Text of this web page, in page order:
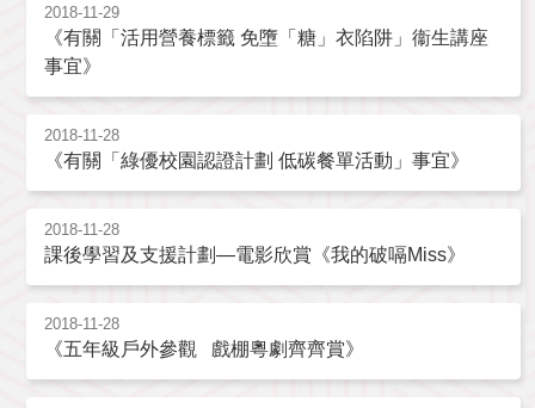
2018-11-29
《有關「活用營養標籤 免墮「糖」衣陷阱」衞生講座
事宜》
2018-11-28
《有關「綠優校園認證計劃 低碳餐單活動」事宜》
2018-11-28
課後學習及支援計劃—電影欣賞《我的破嗝Miss》
2018-11-28
《五年級戶外參觀 戲棚粵劇齊齊賞》